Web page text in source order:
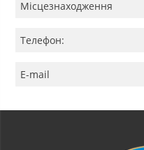
Місцезнаходження
Телефон:
E-mail